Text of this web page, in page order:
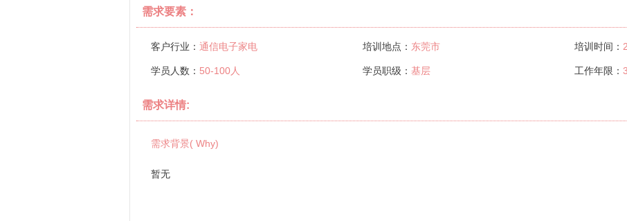
需求要素：
客户行业： 通信电子家电 培训地点： 东莞市 培训时间：
学员人数： 50-100人 学员职级： 基层 工作年限：
需求详情:
需求背景( Why)
暂无